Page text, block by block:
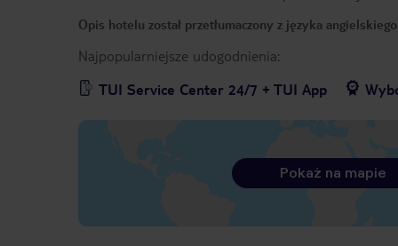
Opis hotelu został przetłumaczony z języka
Najpopularniejsze udogodnienia:
TUI Service Center 24/7 + TUI App
Pokaż na mapie